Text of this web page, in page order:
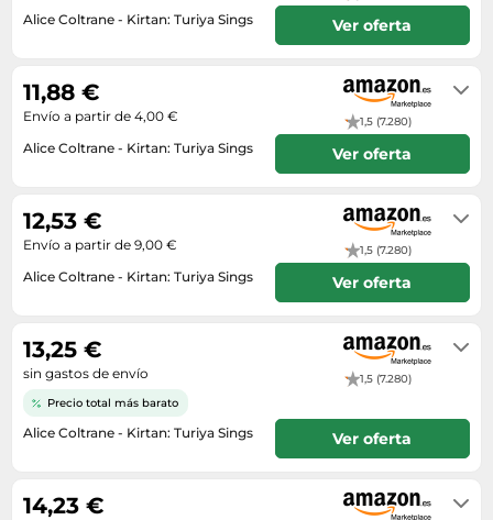
Ropa deportiva y outdoor
Zapatillas de tenis
Zapatillas deportivas
Perfumes de mujer
Placer y anticoncepción
Productos de higiene corporal
Productos para baño y ducha
Sets de belleza
Tensiómetros
Tratamientos faciales
Monitores y pantallas ordenador
Máquinas de afeitar
Placas de cocina
Radios
Sonido y alta fidelidad
TV, vídeo y DVD
Tablets
Telecomunicaciones
Playmobil
Relojes
Sneakers
Tejer y crochet
Zapatillas de atletismo
Zapatos
Zapatos de invierno
Alice Coltrane - Kirtan: Turiya Sings Ver oferta
Alice Coltrane - Kirtan: Turiya Sings
1,5 (7.280)
11,88 €
Envío a partir de 4,00 €
Ver oferta
Alice Coltrane - Kirtan: Turiya Sings
1,5 (7.280)
12,53 €
Envío a partir de 9,00 €
Ver oferta
Alice Coltrane - Kirtan: Turiya Sings
1,5 (7.280)
Precio total más barato
13,25 €
sin gastos de envío
Ver oferta
14,23 €